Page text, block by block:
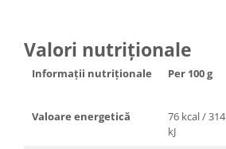
Valori nutriționale
Informații nutriționale Per 100 g
Valoare energetică
76 kcal / 314
kJ